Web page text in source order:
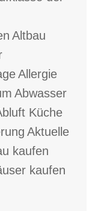
Altbau
Allergie
Abwasser
Küche
Aktuelle
kaufen
kaufen